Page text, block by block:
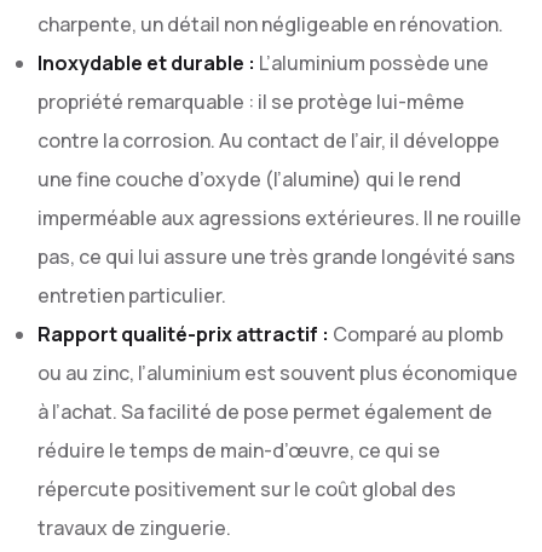
charpente, un détail non négligeable en rénovation.
Inoxydable et durable : L’aluminium possède une
propriété remarquable : il se protège lui-même
contre la corrosion. Au contact de l’air, il développe
une fine couche d’oxyde (l’alumine) qui le rend
imperméable aux agressions extérieures. Il ne rouille
pas, ce qui lui assure une très grande longévité sans
entretien particulier.
Rapport qualité-prix attractif : Comparé au plomb
ou au zinc, l’aluminium est souvent plus économique
à l’achat. Sa facilité de pose permet également de
réduire le temps de main-d’œuvre, ce qui se
répercute positivement sur le coût global des
travaux de zinguerie.